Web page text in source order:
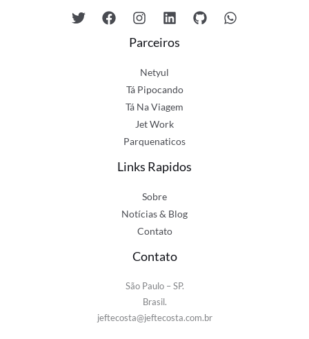
Parceiros
Netyul
Tá Pipocando
Tá Na Viagem
Jet Work
Parquenaticos
Links Rapidos
Sobre
Notícias & Blog
Contato
Contato
São Paulo – SP.
Brasil.
jeftecosta@jeftecosta.com.br